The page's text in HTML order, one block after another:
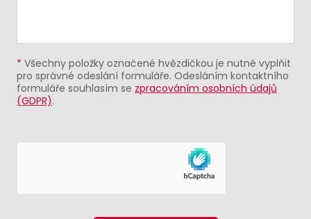
* Všechny položky označené hvězdičkou je nutné vyplňit
pro správné odeslání formuláře. Odesláním kontaktního
formuláře souhlasím se zpracováním osobních údajů
(GDPR).